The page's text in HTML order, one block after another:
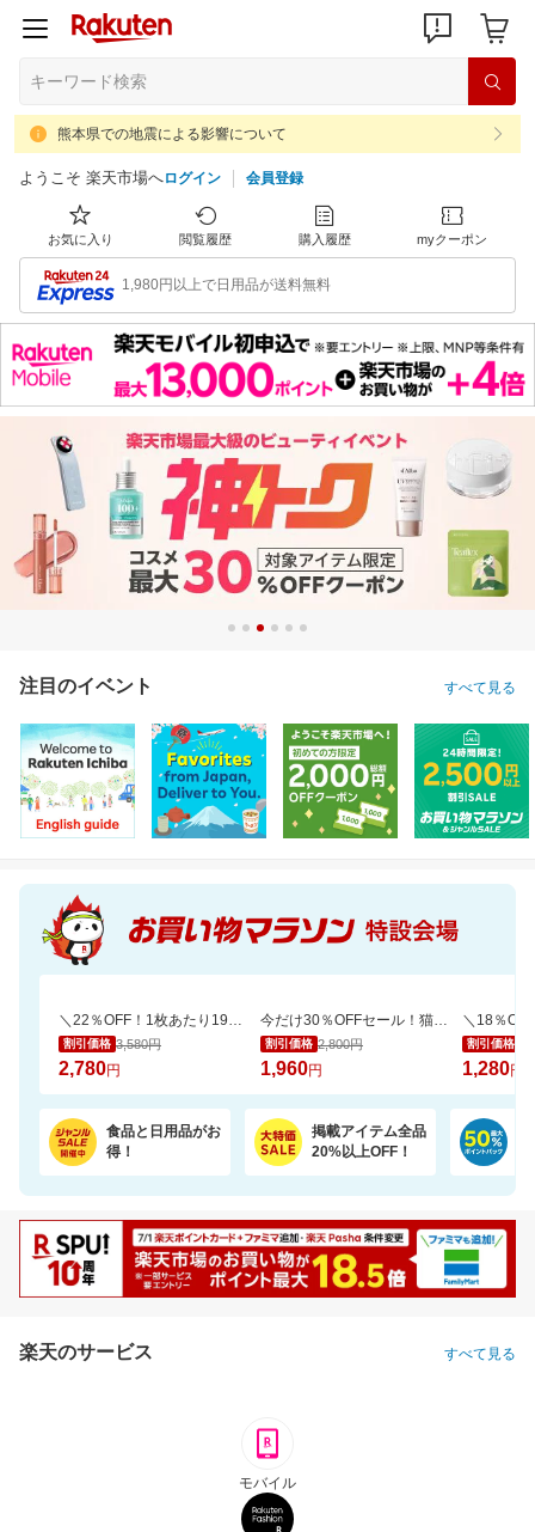
熊本県での地震による影響について
ようこそ 楽天市場へログイン 会員登録
お気に入り 閲覧履歴 購入履歴 myクーポン
1,980円以上で日用品が送料無料
注目のイベント すべて見る
＼22％OFF！1枚あたり19円～／ふわもちタッチ！Genki！パンツ 3個セット
割引価格 3,580円
2,780円
今だけ30％OFFセール！猫砂鉱物タイプ＼約一か月490円／【楽天オリジナル】
割引価格 2,800円
1,960円
割引価格
1,280円
食品と日用品がお
得！
掲載アイテム全品
20%以上OFF！
楽天のサービス すべて見る
モバイル